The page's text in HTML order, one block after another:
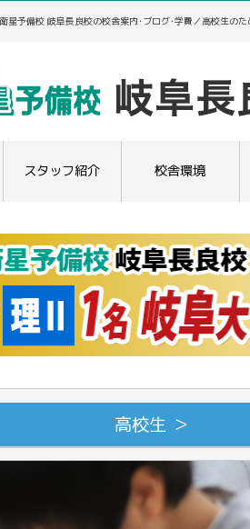
星予備校 岐阜長良校の校舎案内･ブログ･学費／高校生の
スタッフ紹介 校舎環境
高校生 ＞